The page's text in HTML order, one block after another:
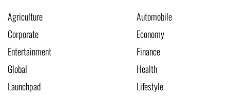
Agriculture
Automobile
Corporate
Economy
Entertainment
Finance
Global
Health
Launchpad
Lifestyle